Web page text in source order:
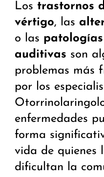
Los trastornos
vértigo, las
o las
auditivas son
problemas más
por los
enfermedades
forma
vida de quienes
dificultan la